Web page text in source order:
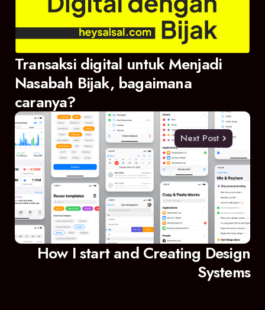
Transaksi digital untuk Menjadi
Nasabah Bijak, bagaimana
caranya?
Next Post
How I start and Creating Design
Systems